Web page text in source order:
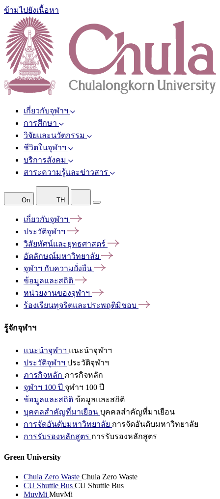
ข้ามไปยังเนื้อหา
เกี่ยวกับจุฬาฯ
การศึกษา
วิจัยและนวัตกรรม
ชีวิตในจุฬาฯ
บริการสังคม
สาระความรู้และข่าวสาร
On TH
เกี่ยวกับจุฬาฯ
ประวัติจุฬาฯ
วิสัยทัศน์และยุทธศาสตร์
อัตลักษณ์มหาวิทยาลัย
จุฬาฯ กับความยั่งยืน
ข้อมูลและสถิติ
หน่วยงานของจุฬาฯ
ร้องเรียนทุจริตและประพฤติมิชอบ
รู้จักจุฬาฯ
แนะนำจุฬาฯ แนะนำจุฬาฯ
ประวัติจุฬาฯ ประวัติจุฬาฯ
ภารกิจหลัก ภารกิจหลัก
จุฬาฯ 100 ปี จุฬาฯ 100 ปี
ข้อมูลและสถิติ ข้อมูลและสถิติ
บุคคลสำคัญที่มาเยือน บุคคลสำคัญที่มาเยือน
การจัดอันดับมหาวิทยาลัย การจัดอันดับมหาวิทยาลัย
การรับรองหลักสูตร การรับรองหลักสูตร
Green University
Chula Zero Waste Chula Zero Waste
CU Shuttle Bus CU Shuttle Bus
MuvMi MuvMi